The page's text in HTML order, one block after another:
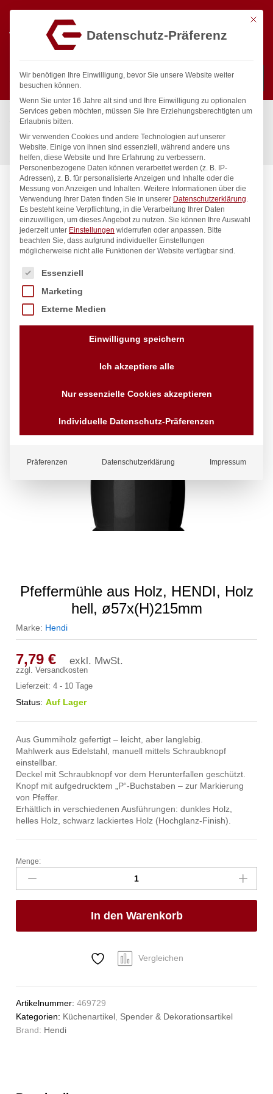
Suchen
Start / Gastronomiebedarf & Gastro Geräte für Profis
Küchenartikel
Spender & Dekorationsartikel
Pfeffermühle aus Holz, HENDI, Holz hell, ø57x(H)215mm
Pfeffermühle aus Holz, HENDI, Holz
hell, ø57x(H)215mm
Marke: Hendi
7,79€ exkl. MwSt.
zzgl.Versandkosten
Lieferzeit:4 - 10 Tage
Status: Auf Lager
Aus Gummiholz gefertigt – leicht, aber langlebig.
Mahlwerk aus Edelstahl, manuell mittels Schraubknopf
einstellbar.
Deckel mit Schraubknopf vor dem Herunterfallen geschützt.
Knopf mit aufgedrucktem „P“-Buchstaben – zur Markierung
von Pfeffer.
Erhältlich in verschiedenen Ausführungen: dunkles Holz,
helles Holz, schwarz lackiertes Holz (Hochglanz-Finish).
Pfeffermühle
aus
Holz,
HENDI,
hell,
Menge:
In den Warenkorb
Vergleichen
Artikelnummer:469729
Kategorien: Küchenartikel Spender & Dekorationsartikel
Brand: Hendi
Mit
Datenschutz-Präferenz
Wir benötigen Ihre Einwilligung, bevor Sie unsere Website weiter
besuchen können.
Wenn Sie unter 16 Jahre alt sind und Ihre Einwilligung zu optionalen
Services geben möchten, müssen Sie Ihre Erziehungsberechtigten um
Erlaubnis bitten.
Wir verwenden Cookies und andere Technologien auf unserer
Website. Einige von ihnen sind essenziell, während andere uns
helfen, diese Website und Ihre Erfahrung zu verbessern.
Personenbezogene Daten können verarbeitet werden (z. B. IP-
Adressen), z. B. für personalisierte Anzeigen und Inhalte oder die
Messung von Anzeigen und Inhalten. Weitere Informationen über die
Verwendung Ihrer Daten finden Sie in unserer Datenschutzerklärung.
Es besteht keine Verpflichtung, in die Verarbeitung Ihrer Daten
einzuwilligen, um dieses Angebot zu nutzen. Sie können Ihre Auswahl
jederzeit unter Einstellungen widerrufen oder anpassen. Bitte
beachten Sie, dass aufgrund individueller Einstellungen
möglicherweise nicht alle Funktionen der Website verfügbar sind.
Es folgt eine Liste der Service-Gruppen, für die eine
Essenziell
Marketing
Externe Medien
Einwilligung speichern
Ich akzeptiere alle
Nur essenzielle Cookies akzeptieren
Individuelle Datenschutz-Präferenzen
Präferenzen Datenschutzerklärung Impressum